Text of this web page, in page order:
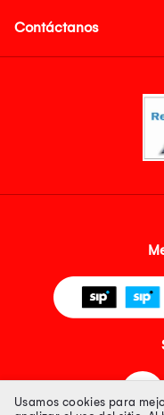
Contáctanos
Usamos cookies para